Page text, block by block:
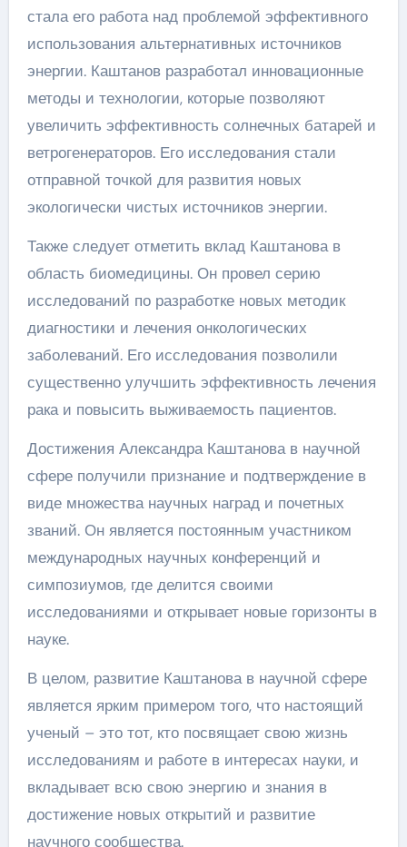
стала его работа над проблемой эффективного
использования альтернативных источников
энергии. Каштанов разработал инновационные
методы и технологии, которые позволяют
увеличить эффективность солнечных батарей и
ветрогенераторов. Его исследования стали
отправной точкой для развития новых
экологически чистых источников энергии.
Также следует отметить вклад Каштанова в
область биомедицины. Он провел серию
исследований по разработке новых методик
диагностики и лечения онкологических
заболеваний. Его исследования позволили
существенно улучшить эффективность лечения
рака и повысить выживаемость пациентов.
Достижения Александра Каштанова в научной
сфере получили признание и подтверждение в
виде множества научных наград и почетных
званий. Он является постоянным участником
международных научных конференций и
симпозиумов, где делится своими
исследованиями и открывает новые горизонты в
науке.
В целом, развитие Каштанова в научной сфере
является ярким примером того, что настоящий
ученый – это тот, кто посвящает свою жизнь
исследованиям и работе в интересах науки, и
вкладывает всю свою энергию и знания в
достижение новых открытий и развитие
научного сообщества.